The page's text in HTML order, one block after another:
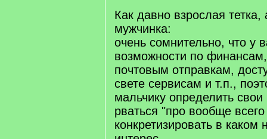
Как давно взрослая
мужчинка:
очень сомнительно, что у
возможности по
почтовым отправкам,
свете сервисам и т.п.,
мальчику определить
рваться "про вообще
конкретизировать в каком